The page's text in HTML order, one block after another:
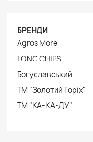
БРЕНДИ
Agros More
LONG CHIPS
Богуславський
ТМ "Золотий Горіх"
ТМ "КА-КА-ДУ"